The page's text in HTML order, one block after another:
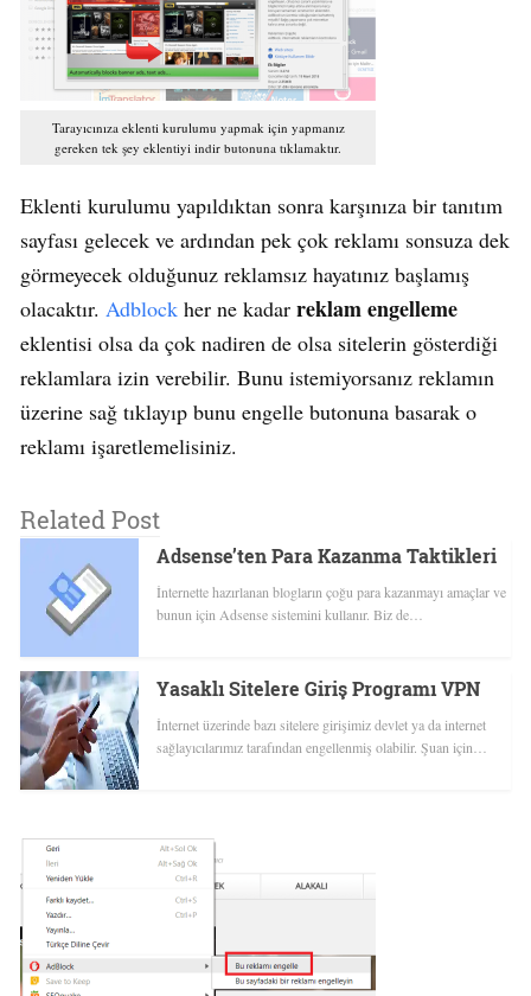
Tarayıcınıza eklenti kurulumu yapmak için yapmanız
gereken tek şey eklentiyi indir butonuna tıklamaktır.
Eklenti kurulumu yapıldıktan sonra karşınıza bir tanıtım
sayfası gelecek ve ardından pek çok reklamı sonsuza dek
görmeyecek olduğunuz reklamsız hayatınız başlamış
olacaktır. Adblock her ne kadar reklam engelleme
eklentisi olsa da çok nadiren de olsa sitelerin gösterdiği
reklamlara izin verebilir. Bunu istemiyorsanız reklamın
üzerine sağ tıklayıp bunu engelle butonuna basarak o
reklamı işaretlemelisiniz.
Related Post
Adsense’ten Para Kazanma Taktikleri
İnternette hazırlanan blogların çoğu para kazanmayı amaçlar ve
bunun için Adsense sistemini kullanır. Biz de…
Yasaklı Sitelere Giriş Programı VPN
İnternet üzerinde bazı sitelere girişimiz devlet ya da internet
sağlayıcılarımız tarafından engellenmiş olabilir. Şuan için…